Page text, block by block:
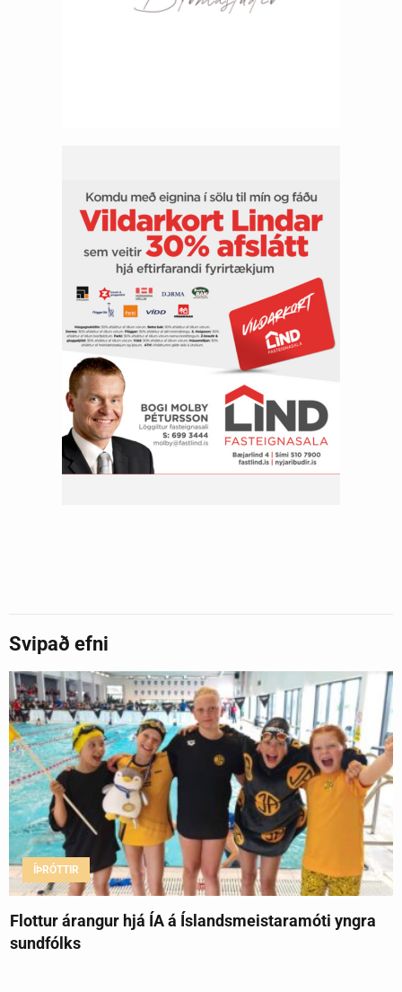
Svipað efni
ÍÞRÓTTIR
Flottur árangur hjá ÍA á Íslandsmeistaramóti yngra
sundfólks